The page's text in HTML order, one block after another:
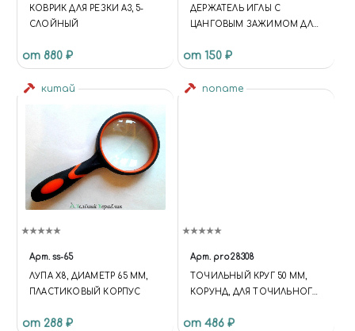
КОВРИК ДЛЯ РЕЗКИ А3, 5-
СЛОЙНЫЙ
от 880 ₽
ДЕРЖАТЕЛЬ ИГЛЫ С
ЦАНГОВЫМ ЗАЖИМОМ ДЛЯ
от 150 ₽
китай
Арт. ss-65
ЛУПА Х8, ДИАМЕТР 65 ММ,
ПЛАСТИКОВЫЙ КОРПУС
от 288 ₽
noname
Арт. pro28308
ТОЧИЛЬНЫЙ КРУГ 50 ММ,
КОРУНД, ДЛЯ ТОЧИЛЬНОГО
от 486 ₽